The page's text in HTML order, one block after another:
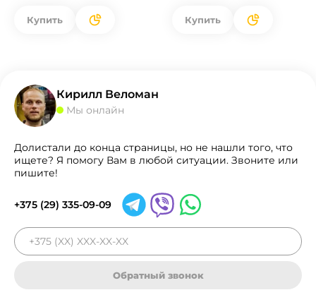
Купить Купить
Кирилл Веломан
Мы онлайн
Долистали до конца страницы, но не нашли того, что
ищете? Я помогу Вам в любой ситуации. Звоните или
пишите!
+375 (29) 335-09-09
Обратный звонок